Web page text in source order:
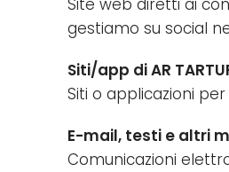
Site web diretti ai
gestiamo su social
Siti/app di AR
Siti o applicazioni
E-mail, testi e altri
Comunicazioni